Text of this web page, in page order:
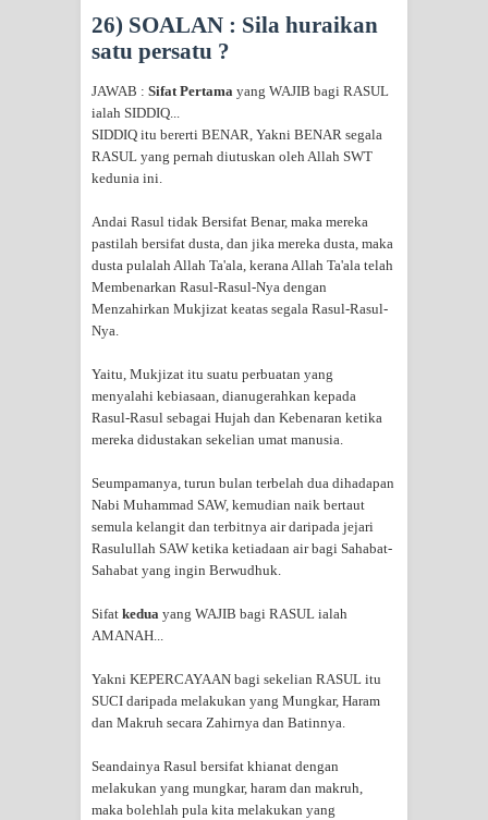
26) SOALAN : Sila huraikan
satu persatu ?
JAWAB : Sifat Pertama yang WAJIB bagi RASUL
ialah SIDDIQ...
SIDDIQ itu bererti BENAR, Yakni BENAR segala
RASUL yang pernah diutuskan oleh Allah SWT
kedunia ini.
Andai Rasul tidak Bersifat Benar, maka mereka
pastilah bersifat dusta, dan jika mereka dusta, maka
dusta pulalah Allah Ta'ala, kerana Allah Ta'ala telah
Membenarkan Rasul-Rasul-Nya dengan
Menzahirkan Mukjizat keatas segala Rasul-Rasul-
Nya.
Yaitu, Mukjizat itu suatu perbuatan yang
menyalahi kebiasaan, dianugerahkan kepada
Rasul-Rasul sebagai Hujah dan Kebenaran ketika
mereka didustakan sekelian umat manusia.
Seumpamanya, turun bulan terbelah dua dihadapan
Nabi Muhammad SAW, kemudian naik bertaut
semula kelangit dan terbitnya air daripada jejari
Rasulullah SAW ketika ketiadaan air bagi Sahabat-
Sahabat yang ingin Berwudhuk.
Sifat kedua yang WAJIB bagi RASUL ialah
AMANAH...
Yakni KEPERCAYAAN bagi sekelian RASUL itu
SUCI daripada melakukan yang Mungkar, Haram
dan Makruh secara Zahirnya dan Batinnya.
Seandainya Rasul bersifat khianat dengan
melakukan yang mungkar, haram dan makruh,
maka bolehlah pula kita melakukan yang